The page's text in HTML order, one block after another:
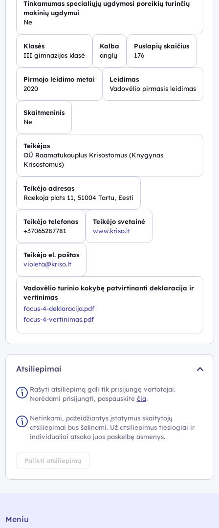
Tinkamumas specialiųjų ugdymosi poreikių turinčių
mokinių ugdymui
Ne
Klasės
III gimnazijos klasė
Kalba
anglų
Puslapių skaičius
176
Pirmojo leidimo metai
2020
Leidimas
Vadovėlio pirmasis leidimas
Skaitmeninis
Ne
Teikėjas
OÜ Raamatukauplus Krisostomus (Knygynas
Krisostomus)
Teikėjo adresas
Raekoja plats 11, 51004 Tartu, Eesti
Teikėjo telefonas
+37065287781
Teikėjo svetainė
www.kriso.lt
Teikėjo el. paštas
violeta@kriso.lt
Vadovėlio turinio kokybę patvirtinanti deklaracija ir
vertinimas
focus-4-deklaracija.pdf
focus-4-vertinimas.pdf
Atsiliepimai
Rašyti atsiliepimą gali tik prisijungę vartotojai.
Norėdami prisijungti, paspauskite čia.
Netinkami, pažeidžiantys įstatymus skaitytojų
atsiliepimai bus šalinami. Už atsiliepimus tiesiogiai ir
individualiai atsako juos paskelbę asmenys.
Palikti atsiliepimą
Meniu